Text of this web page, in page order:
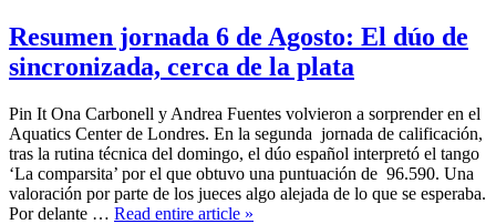
Resumen jornada 6 de Agosto: El dúo de
sincronizada, cerca de la plata
Pin It Ona Carbonell y Andrea Fuentes volvieron a sorprender en el
Aquatics Center de Londres. En la segunda jornada de calificación,
tras la rutina técnica del domingo, el dúo español interpretó el tango
‘La comparsita’ por el que obtuvo una puntuación de 96.590. Una
valoración por parte de los jueces algo alejada de lo que se esperaba.
Por delante … Read entire article »